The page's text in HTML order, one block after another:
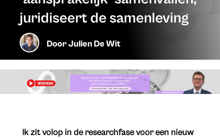
juridiseert de samenleving
DoorJulien De Wit
Ik zit volop in de researchfase voor een nieuw